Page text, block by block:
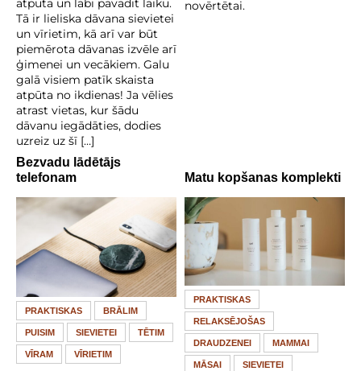
atpūtā un labi pavadīt laiku.
Tā ir lieliska dāvana sievietei
un vīrietim, kā arī var būt
piemērota dāvanas izvēle arī
ģimenei un vecākiem. Galu
galā visiem patīk skaista
atpūta no ikdienas! Ja vēlies
atrast vietas, kur šādu
dāvanu iegādāties, dodies
uzreiz uz šī […]
novērtētai.
Bezvadu lādētājs
telefonam
PRAKTISKAS BRĀLIM
PUISIM SIEVIETEI TĒTIM
VĪRAM VĪRIETIM
Matu kopšanas komplekti
PRAKTISKAS
RELAKSĒJOŠAS
DRAUDZENEI MAMMAI
MĀSAI SIEVIETEI